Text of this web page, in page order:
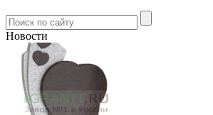
Новости